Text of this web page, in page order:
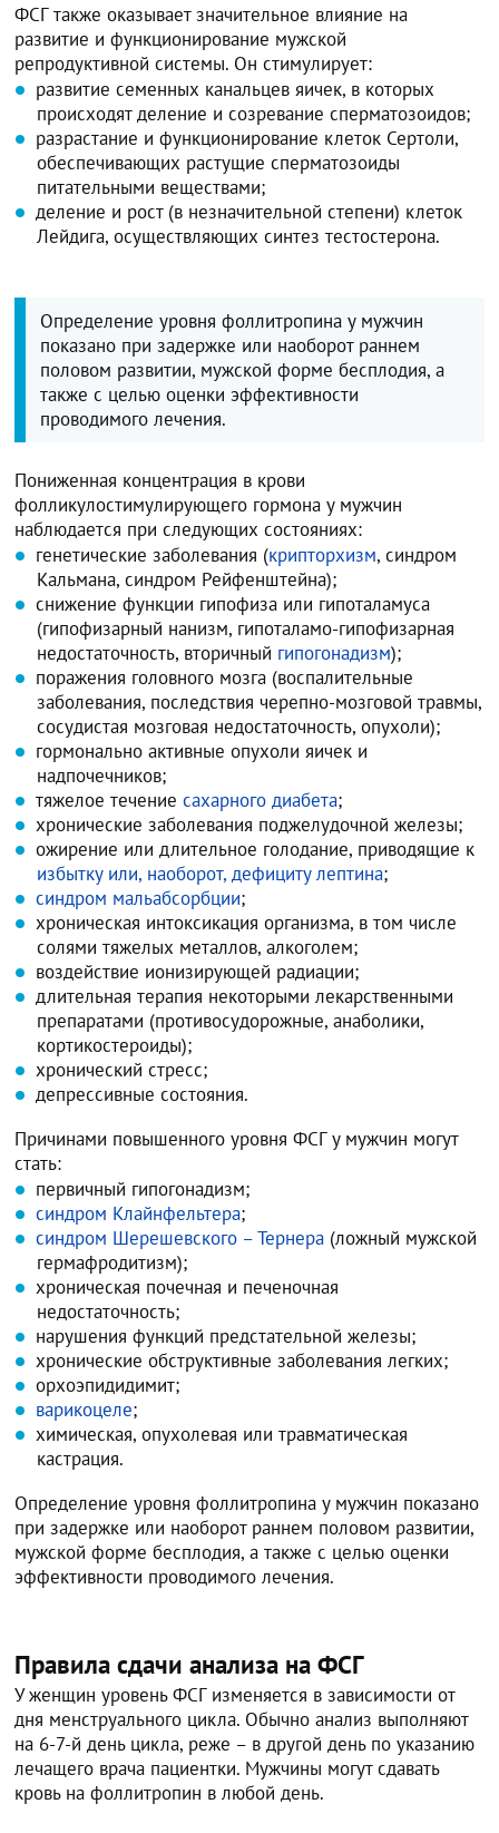
ФСГ также оказывает значительное влияние на
развитие и функционирование мужской
репродуктивной системы. Он стимулирует:
развитие семенных канальцев яичек, в которых
происходят деление и созревание сперматозоидов;
разрастание и функционирование клеток Сертоли,
обеспечивающих растущие сперматозоиды
питательными веществами;
деление и рост (в незначительной степени) клеток
Лейдига, осуществляющих синтез тестостерона.
Определение уровня фоллитропина у мужчин
показано при задержке или наоборот раннем
половом развитии, мужской форме бесплодия, а
также с целью оценки эффективности
проводимого лечения.
Пониженная концентрация в крови
фолликулостимулирующего гормона у мужчин
наблюдается при следующих состояниях:
генетические заболевания (крипторхизм, синдром
Кальмана, синдром Рейфенштейна);
снижение функции гипофиза или гипоталамуса
(гипофизарный нанизм, гипоталамо-гипофизарная
недостаточность, вторичный гипогонадизм);
поражения головного мозга (воспалительные
заболевания, последствия черепно-мозговой травмы,
сосудистая мозговая недостаточность, опухоли);
гормонально активные опухоли яичек и
надпочечников;
тяжелое течениесахарного диабета;
хронические заболевания поджелудочной железы;
ожирение или длительное голодание, приводящие к
избытку или, наоборот, дефициту лептина;
синдром мальабсорбции;
хроническая интоксикация организма, в том числе
солями тяжелых металлов, алкоголем;
воздействие ионизирующей радиации;
длительная терапия некоторыми лекарственными
препаратами (противосудорожные, анаболики,
кортикостероиды);
хронический стресс;
депрессивные состояния.
Причинами повышенного уровня ФСГ у мужчин могут
стать:
первичный гипогонадизм;
синдром Клайнфельтера;
синдром Шерешевского – Тернера (ложный мужской
гермафродитизм);
хроническая почечная и печеночная
недостаточность;
нарушения функций предстательной железы;
хронические обструктивные заболевания легких;
орхоэпидидимит;
варикоцеле;
химическая, опухолевая или травматическая
кастрация.
Определение уровня фоллитропина у мужчин показано
при задержке или наоборот раннем половом развитии,
мужской форме бесплодия, а также с целью оценки
эффективности проводимого лечения.
Правила сдачи анализа на ФСГ
У женщин уровень ФСГ изменяется в зависимости от
дня менструального цикла. Обычно анализ выполняют
на 6-7-й день цикла, реже – в другой день по указанию
лечащего врача пациентки. Мужчины могут сдавать
кровь на фоллитропин в любой день.